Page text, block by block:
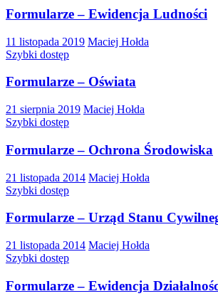
Formularze – Ewidencja Ludności
11 listopada 2019 Maciej Hołda
Szybki dostęp
Formularze – Oświata
21 sierpnia 2019 Maciej Hołda
Szybki dostęp
Formularze – Ochrona Środowiska
21 listopada 2014 Maciej Hołda
Szybki dostęp
Formularze – Urząd Stanu
21 listopada 2014 Maciej Hołda
Szybki dostęp
Formularze – Ewidencja